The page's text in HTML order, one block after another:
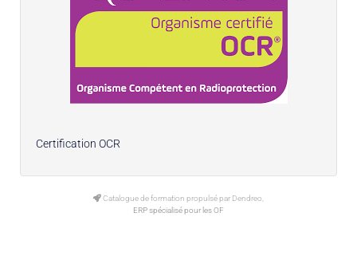
Certification OCR
Catalogue de formation propulsé par Dendreo,
ERP spécialisé pour les OF